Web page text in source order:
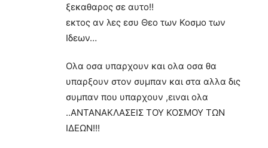
ξεκαθαρος σε αυτο!!
εκτος αν λες εσυ Θεο των Κοσμο των
Ιδεων…
Ολα οσα υπαρχουν και ολα οσα θα
υπαρξουν στον συμπαν και στα αλλα δις
συμπαν που υπαρχουν ,ειναι ολα
..ΑΝΤΑΝΑΚΛΑΣΕΙΣ ΤΟΥ ΚΟΣΜΟΥ ΤΩΝ
ΙΔΕΩΝ!!!